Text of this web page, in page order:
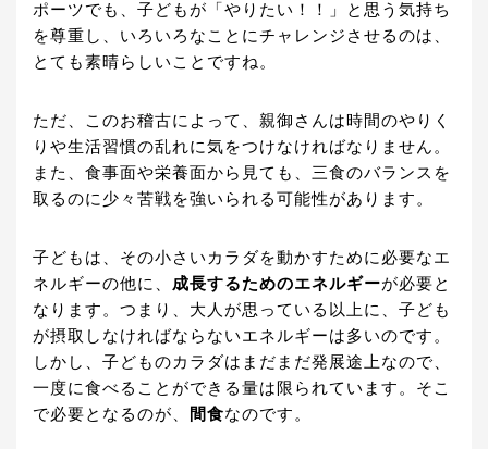
ポーツでも、子どもが「やりたい！！」と思う気持ち
を尊重し、いろいろなことにチャレンジさせるのは、
とても素晴らしいことですね。
ただ、このお稽古によって、親御さんは時間のやりく
りや生活習慣の乱れに気をつけなければなりません。
また、食事面や栄養面から見ても、三食のバランスを
取るのに少々苦戦を強いられる可能性があります。
子どもは、その小さいカラダを動かすために必要なエ
ネルギーの他に、 成長するためのエネルギーが必要と
なります。つまり、大人が思っている以上に、子ども
が摂取しなければならないエネルギーは多いのです。
しかし、子どものカラダはまだまだ発展途上なので、
一度に食べることができる量は限られています。そこ
で必要となるのが、
間食なのです。